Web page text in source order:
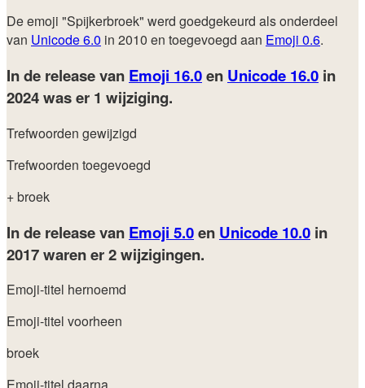
De emoji "Spijkerbroek" werd goedgekeurd als onderdeel
van Unicode 6.0 in 2010 en toegevoegd aan Emoji 0.6.
In de release van Emoji 16.0en Unicode 16.0 in
2024was er 1 wijziging.
Trefwoorden gewijzigd
Trefwoorden toegevoegd
+ broek
In de release van Emoji 5.0en Unicode 10.0 in
2017waren er 2 wijzigingen.
Emoji-titel hernoemd
Emoji-titel voorheen
broek